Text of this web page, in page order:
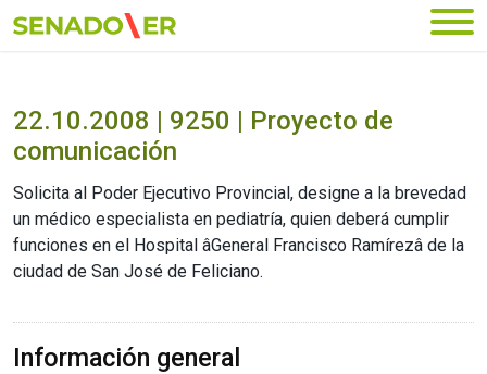
Ir al menú principal
22.10.2008 | 9250 | Proyecto de
comunicación
Solicita al Poder Ejecutivo Provincial, designe a la brevedad
un médico especialista en pediatría, quien deberá cumplir
funciones en el Hospital âGeneral Francisco Ramírezâ de la
ciudad de San José de Feliciano.
Información general